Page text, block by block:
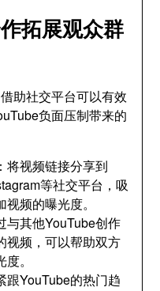
拓展观众群
助社交平台可以有效
负面压制带来的
：将视频链接分享到
等社交平台，吸
频的曝光度。
与其他YouTube创作
视频，可以帮助双方
。
跟YouTube的热门趋